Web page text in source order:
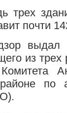
трех
почти
из
Комитета
по